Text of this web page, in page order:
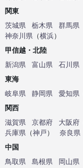
関東
茨城県
栃木県 群馬県
神奈川県 （横浜）
甲信越・北陸
新潟県
富山県 石川県
東海
岐阜県
静岡県 愛知県
関西
滋賀県
京都府 大阪府
兵庫県 （神戸） 奈良県
中国
鳥取県
島根県 岡山県